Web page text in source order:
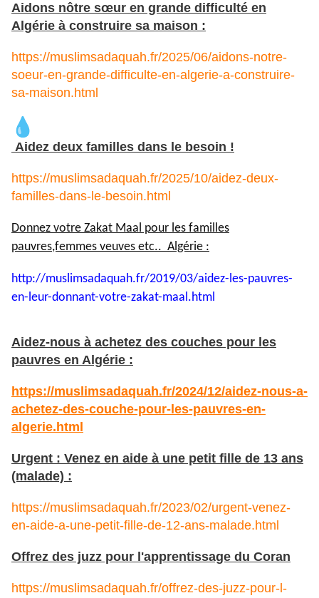
Aidons nôtre sœur en grande difficulté en
Algérie à construire sa maison :
https://muslimsadaquah.fr/2025/06/aidons-notre-
soeur-en-grande-difficulte-en-algerie-a-construire-
sa-maison.html
Aidez deux familles dans le besoin !
https://muslimsadaquah.fr/2025/10/aidez-deux-
familles-dans-le-besoin.html
Donnez votre Zakat Maal pour les familles
pauvres,femmes veuves etc.. Algérie :
http://muslimsadaquah.fr/2019/03/aidez-les-pauvres-
en-leur-donnant-votre-zakat-maal.html
Aidez-nous à achetez des couches pour les
pauvres en Algérie :
https://muslimsadaquah.fr/2024/12/aidez-nous-a-
achetez-des-couche-pour-les-pauvres-en-
algerie.html
Urgent : Venez en aide à une petit fille de 13 ans
(malade) :
https://muslimsadaquah.fr/2023/02/urgent-venez-
en-aide-a-une-petit-fille-de-12-ans-malade.html
Offrez des juzz pour l'apprentissage du Coran
https://muslimsadaquah.fr/offrez-des-juzz-pour-l-